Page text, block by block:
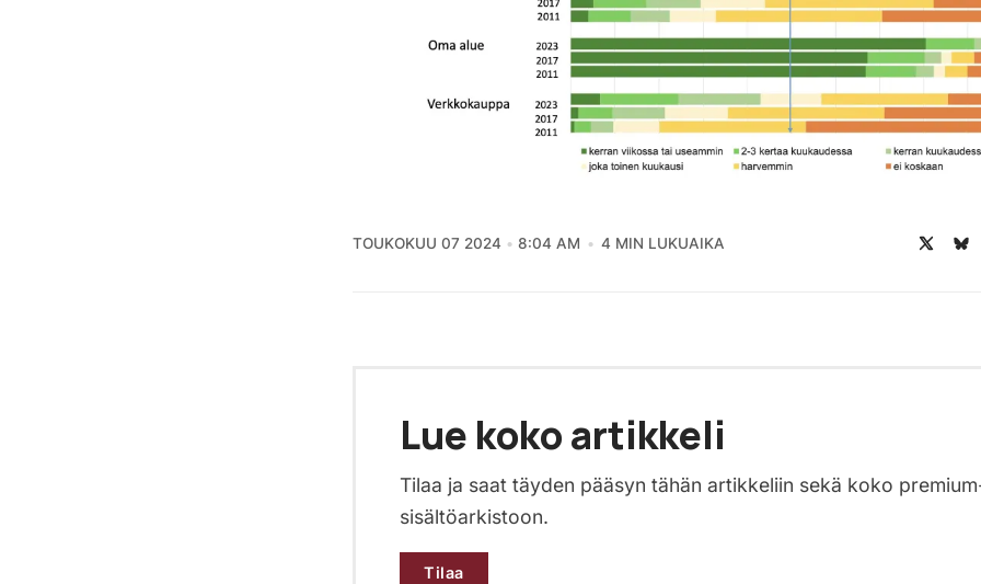
TOUKOKUU 07 2024 8:04 AM 4 MIN LUKUAIKA
Lue koko artikkeli
Tilaa ja saat täyden pääsyn tähän artikkeliin sekä koko
sisältöarkistoon.
Tilaa